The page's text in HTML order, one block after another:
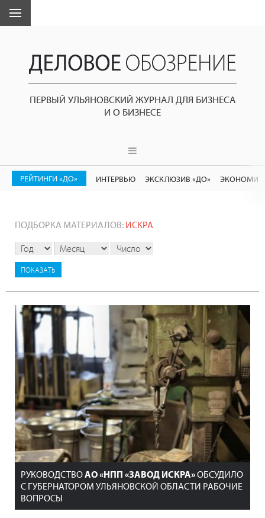
ПЕРВЫЙ УЛЬЯНОВСКИЙ ЖУРНАЛ ДЛЯ БИЗНЕСА
И О БИЗНЕСЕ
РЕЙТИНГИ «ДО» ИНТЕРВЬЮ ЭКСКЛЮЗИВ «ДО»
ПОДБОРКА МАТЕРИАЛОВ: ИСКРА
РУКОВОДСТВОАО «НПП «ЗАВОД ИСКРА»ОБСУДИЛО
С ГУБЕРНАТОРОМ УЛЬЯНОВСКОЙ ОБЛАСТИ РАБОЧИЕ
ВОПРОСЫ